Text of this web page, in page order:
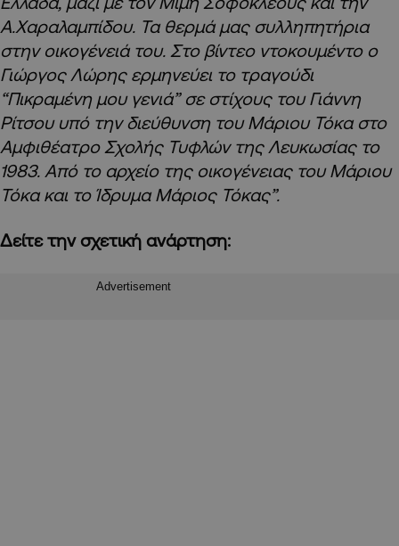
Α.Χαραλαμπίδου. Τα θερμά μας συλληπητήρια
στην οικογένειά του. Στο βίντεο ντοκουμέντο ο
Γιώργος Λώρης ερμηνεύει το τραγούδι
“Πικραμένη μου γενιά” σε στίχους του Γιάννη
Ρίτσου υπό την διεύθυνση του Μάριου Τόκα στο
Αμφιθέατρο Σχολής Τυφλών της Λευκωσίας το
1983. Από το αρχείο της οικογένειας του Μάριου
Τόκα και το Ίδρυμα Μάριος Τόκας”.
Δείτε την σχετική ανάρτηση:
Advertisement